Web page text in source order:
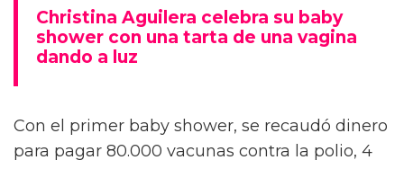
Christina Aguilera celebra su baby
shower con una tarta de una vagina
dando a luz
Con el primer baby shower, se recaudó dinero
para pagar 80.000 vacunas contra la polio, 4